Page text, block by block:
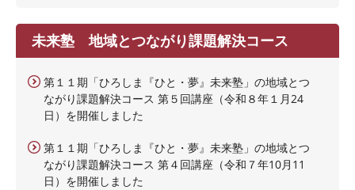
未来塾 地域とつながり課題解決コース
第１１期「ひろしま『ひと・夢』未来塾」の地域とつ
ながり課題解決コース 第５回講座（令和８年１月24
日）を開催しました
第１１期「ひろしま『ひと・夢』未来塾」の地域とつ
ながり課題解決コース 第４回講座（令和７年10月11
日）を開催しました